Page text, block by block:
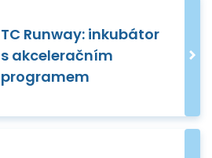
TC Runway: inkubátor
s akceleračním
programem